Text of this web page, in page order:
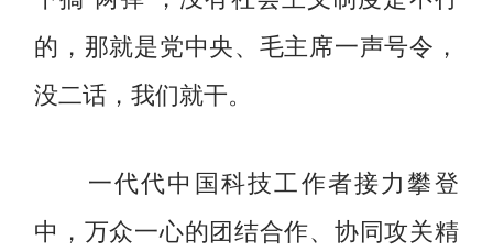
的，那就是党中央、毛主席一声号令，
没二话，我们就干。
一代代中国科技工作者接力攀登
中，万众一心的团结合作、协同攻关精